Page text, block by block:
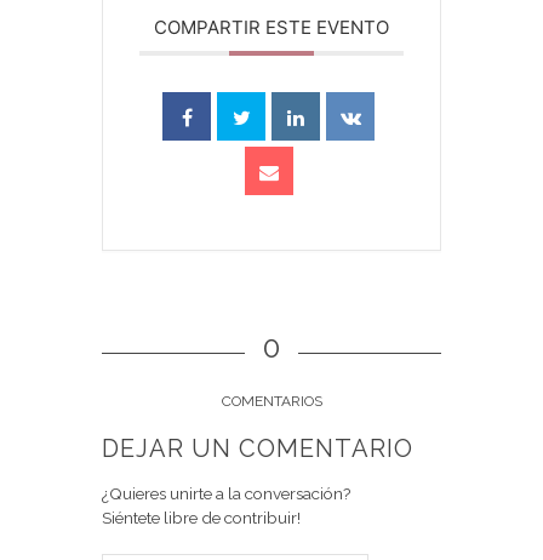
COMPARTIR ESTE EVENTO
0
COMENTARIOS
DEJAR UN COMENTARIO
¿Quieres unirte a la conversación?
Siéntete libre de contribuir!